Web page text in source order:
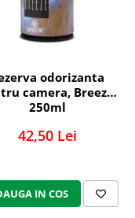
odorizanta
camera, Breeze,
250ml
42,50 Lei
IN COS